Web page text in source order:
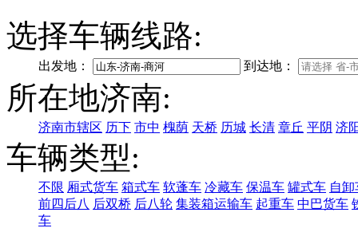
选择车辆线路:
出发地： 到达地：
所在地济南:
济南市辖区 历下 市中 槐荫 天桥 历城 长清 章丘 平阴 济
车辆类型:
不限 厢式货车 箱式车 软蓬车 冷藏车 保温车 罐式车 自卸
前四后八 后双桥 后八轮 集装箱运输车 起重车 中巴货车
车